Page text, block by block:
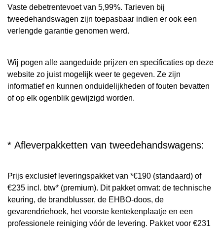
Vaste debetrentevoet van 5,99%. Tarieven bij
tweedehandswagen zijn toepasbaar indien er ook een
verlengde garantie genomen werd.
Wij pogen alle aangeduide prijzen en specificaties op deze
website zo juist mogelijk weer te gegeven. Ze zijn
informatief en kunnen onduidelijkheden of fouten bevatten
of op elk ogenblik gewijzigd worden.
* Afleverpakketten van tweedehandswagens:
Prijs exclusief leveringspakket van *€190 (standaard) of
€235 incl. btw* (premium). Dit pakket omvat: de technische
keuring, de brandblusser, de EHBO-doos, de
gevarendriehoek, het voorste kentekenplaatje en een
professionele reiniging vóór de levering. Pakket voor €231